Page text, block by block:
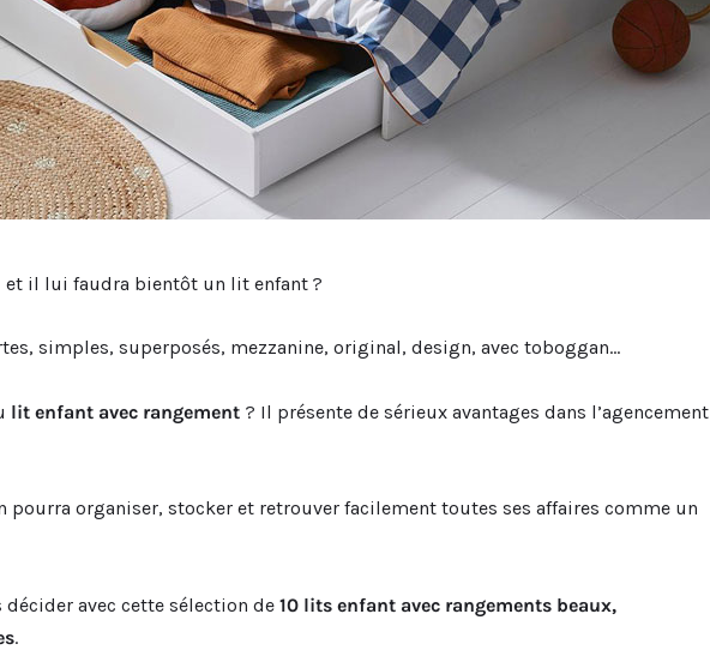
et il lui faudra bientôt un lit enfant ?
simples, superposés, mezzanine, original, design, avec toboggan…
lit enfant avec rangement ? Il présente de sérieux avantages dans l’agencement
pourra organiser, stocker et retrouver facilement toutes ses affaires comme un
avec cette sélection de 10 lits enfant avec rangements beaux,
.